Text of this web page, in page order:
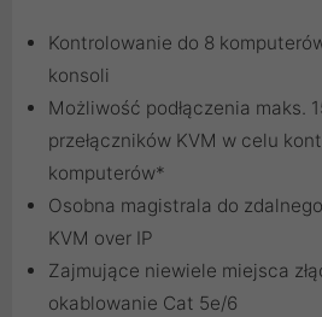
Kontrolowanie do 8
konsoli
Możliwość podłączenia maks.
przełączników KVM w celu
komputerów*
Osobna magistrala do
KVM over IP
Zajmujące niewiele miejsca
okablowanie Cat 5e/6